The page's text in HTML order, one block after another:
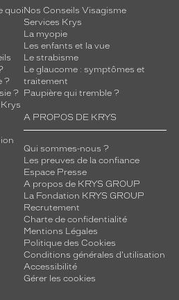
quoi
?
?
Nos Conseils Visagisme
Services Krys
La myopie
Les enfants et la vue
Le strabisme
Le glaucome : symptômes et
traitement
Paupière qui tremble ?
A PROPOS DE KRYS
Qui sommes-nous ?
Les preuves de la confiance
Espace Presse
A propos de KRYS GROUP
La Fondation KRYS GROUP
Recrutement
Charte de confidentialité
Mentions Légales
Politique des Cookies
Conditions générales d'utilisation
Accessibilité
Gérer les cookies